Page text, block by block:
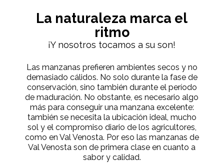
La naturaleza marca el
ritmo
¡Y nosotros tocamos a su son!
Las manzanas prefieren ambientes secos y no
demasiado cálidos. No solo durante la fase de
conservación, sino también durante el período
de maduración. No obstante, es necesario algo
más para conseguir una manzana excelente:
también se necesita la ubicación ideal, mucho
sol y el compromiso diario de los agricultores,
como en Val Venosta. Por eso las manzanas de
Val Venosta son de primera clase en cuanto a
sabor y calidad.